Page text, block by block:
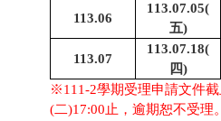
113.06
113.07.05(
五)
113.07
113.07.18(
四)
※111-2學期受理申請文件截
(二)17:00止，逾期恕不受理。